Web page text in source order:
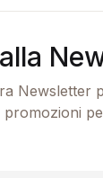
Newsletter
promozioni